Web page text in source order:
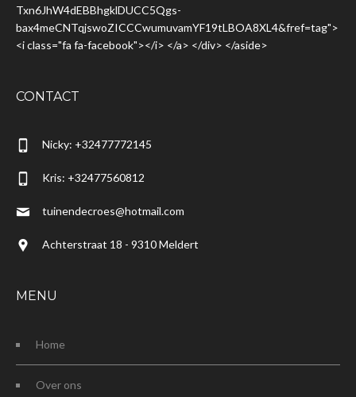
Txn6JhW4dEBBhgklDUCC5Qgs-
bax4meCNTqjswoZICCCwumuvamYF19tLBOA8XL4&fref=tag">
<i class="fa fa-facebook"></i> </a> </div> </aside>
CONTACT
Nicky: +32477772145
Kris: +32477560812
tuinendecroes@hotmail.com
Achterstraat 18 - 9310 Meldert
MENU
Home
Over ons